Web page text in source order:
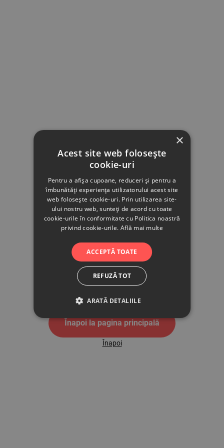
500
Înapoi la pagina principală
Înapoi
×
Acest site web folosește
cookie-uri
Pentru a afișa cupoane, reduceri și pentru a
îmbunătăți experiența utilizatorului acest site
web folosește cookie-uri. Prin utilizarea site-
ului nostru web, sunteți de acord cu toate
cookie-urile în conformitate cu Politica noastră
privind cookie-urile. Află mai multe
ACCEPTĂ TOATE
REFUZĂ TOT
ARATĂ DETALIILE